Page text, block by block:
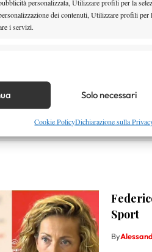
dei contenuti, Utilizzare profili per
i servizi.
in base alle informazioni trasmesse
prevenire e rilevare frodi,
pubblicità e contenuto, Salvare e
Solo necessari
Cookie PolicyDichiarazione sulla
Sport
By